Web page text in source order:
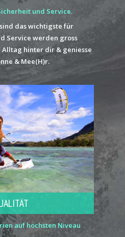
und Service.
das wichtigste für
Service werden gross
Alltag hinter dir & geniesse
& Mee(H)r.
auf höchsten Niveau